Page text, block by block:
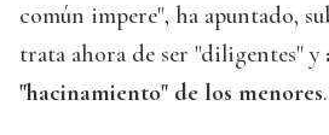
común impere", ha apuntado,
trata ahora de ser "diligentes" y
"hacinamiento" de los menores.